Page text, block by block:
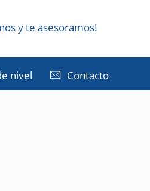
y te asesoramos!
nivel Contacto